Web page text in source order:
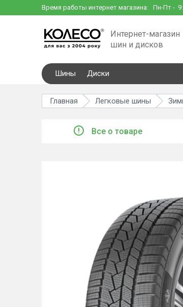
Время работы интернет магазина: Пн-Пт -
Интернет-магазин
шин и дисков
Шины Диски
Главная Легковые шины
Все о товаре